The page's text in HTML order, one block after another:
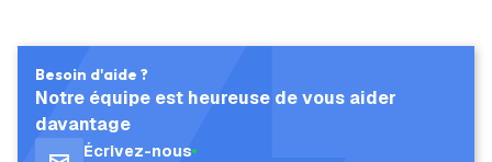
Besoin d'aide ?
Notre équipe est heureuse de vous aider
davantage
Écrivez-nous